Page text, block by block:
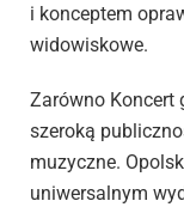
i konceptem
widowiskowe.
Zarówno Koncert
szeroką
muzyczne.
uniwersalnym